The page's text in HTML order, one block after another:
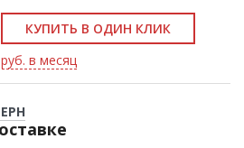
КУПИТЬ В ОДИН КЛИК
в месяц